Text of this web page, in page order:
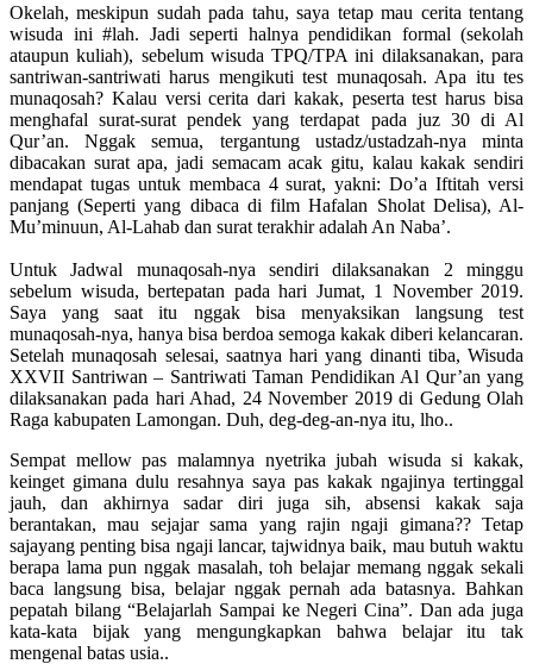
Okelah, meskipun sudah pada tahu, saya tetap mau cerita tentang
wisuda ini #lah. Jadi seperti halnya pendidikan formal (sekolah
ataupun kuliah), sebelum wisuda TPQ/TPA ini dilaksanakan, para
santriwan-santriwati harus mengikuti test munaqosah. Apa itu tes
munaqosah? Kalau versi cerita dari kakak, peserta test harus bisa
menghafal surat-surat pendek yang terdapat pada juz 30 di Al
Qur’an. Nggak semua, tergantung ustadz/ustadzah-nya minta
dibacakan surat apa, jadi semacam acak gitu, kalau kakak sendiri
mendapat tugas untuk membaca 4 surat, yakni: Do’a Iftitah versi
panjang (Seperti yang dibaca di film Hafalan Sholat Delisa), Al-
Mu’minuun, Al-Lahab dan surat terakhir adalah An Naba’.
Untuk Jadwal munaqosah-nya sendiri dilaksanakan 2 minggu
sebelum wisuda, bertepatan pada hari Jumat, 1 November 2019.
Saya yang saat itu nggak bisa menyaksikan langsung test
munaqosah-nya, hanya bisa berdoa semoga kakak diberi kelancaran.
Setelah munaqosah selesai, saatnya hari yang dinanti tiba, Wisuda
XXVII Santriwan – Santriwati Taman Pendidikan Al Qur’an yang
dilaksanakan pada hari Ahad, 24 November 2019 di Gedung Olah
Raga kabupaten Lamongan. Duh, deg-deg-an-nya itu, lho..
Sempat mellow pas malamnya nyetrika jubah wisuda si kakak,
keinget gimana dulu resahnya saya pas kakak ngajinya tertinggal
jauh, dan akhirnya sadar diri juga sih, absensi kakak saja
berantakan, mau sejajar sama yang rajin ngaji gimana?? Tetap
sajayang penting bisa ngaji lancar, tajwidnya baik, mau butuh waktu
berapa lama pun nggak masalah, toh belajar memang nggak sekali
baca langsung bisa, belajar nggak pernah ada batasnya. Bahkan
pepatah bilang “Belajarlah Sampai ke Negeri Cina”. Dan ada juga
kata-kata bijak yang mengungkapkan bahwa belajar itu tak
mengenal batas usia..